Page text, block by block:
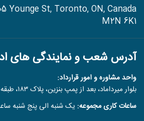
Younge St, Toronto, ON, Canada
M2N 6K1
آدرس شعب و نمایندگی های
واحد مشاوره و امور قرارداد:
بلوار میرداماد، بعد از پمپ بنزین، پلاک ۱۸۳، طبقه ۲، واحد ۲
ساعات کاری مجموعه: یک شنبه الی پنج شنبه ساعت 9:00 الی